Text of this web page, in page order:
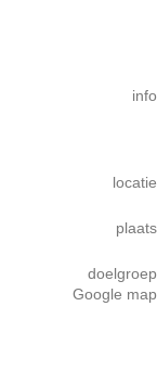
info
locatie
plaats
doelgroep
Google map